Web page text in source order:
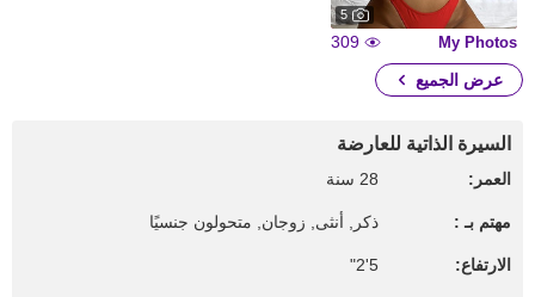
5
My Photos
309
عرض الجميع
السيرة الذاتية للعارضة
العمر: 28 سنة
مهتم بـ : ذكر, أنثى, زوجان, متحولون جنسيًا
الارتفاع: 5'2"